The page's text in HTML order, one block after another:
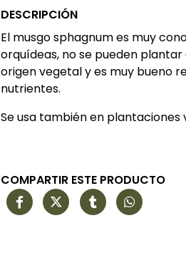
DESCRIPCIÓN
El musgo sphagnum es muy
orquídeas, no se pueden
origen vegetal y es muy bueno
nutrientes.
Se usa también en
COMPARTIR ESTE PRODUCTO